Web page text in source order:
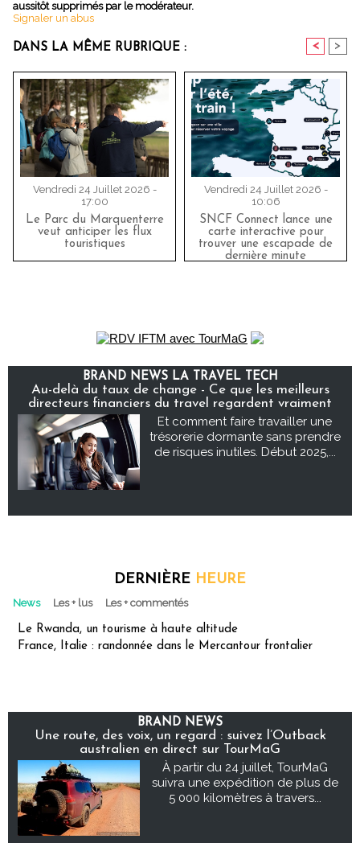
aussitôt supprimés par le modérateur.
Signaler un abus
DANS LA MÊME RUBRIQUE : < >
Vendredi 24 Juillet 2026 -
17:00
Le Parc du Marquenterre
veut anticiper les flux
touristiques
Vendredi 24 Juillet 2026 -
10:06
SNCF Connect lance une
carte interactive pour
trouver une escapade de
dernière minute
BRAND NEWS LA TRAVEL TECH
Au-delà du taux de change - Ce que les meilleurs
directeurs financiers du travel regardent vraiment
Et comment faire travailler une
trésorerie dormante sans prendre
de risques inutiles. Début 2025,...
DERNIÈRE HEURE
News Les + lus Les + commentés
Le Rwanda, un tourisme à haute altitude
France, Italie : randonnée dans le Mercantour frontalier
BRAND NEWS
Une route, des voix, un regard : suivez l’Outback
australien en direct sur TourMaG
À partir du 24 juillet, TourMaG
suivra une expédition de plus de
5 000 kilomètres à travers...